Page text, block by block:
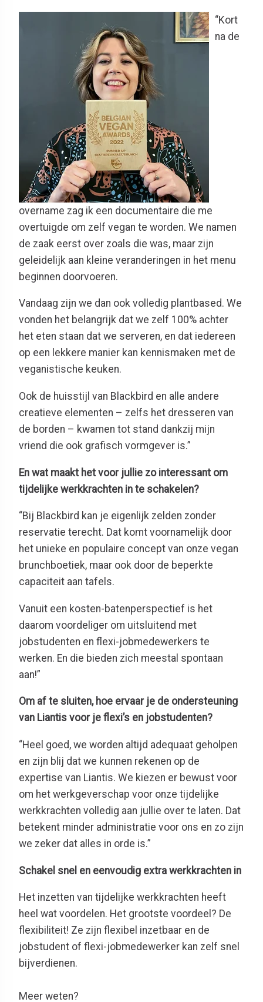
“Kort
na de
overname zag ik een documentaire die me
overtuigde om zelf vegan te worden. We namen
de zaak eerst over zoals die was, maar zijn
geleidelijk aan kleine veranderingen in het menu
beginnen doorvoeren.
Vandaag zijn we dan ook volledig plantbased. We
vonden het belangrijk dat we zelf 100% achter
het eten staan dat we serveren, en dat iedereen
op een lekkere manier kan kennismaken met de
veganistische keuken.
Ook de huisstijl van Blackbird en alle andere
creatieve elementen – zelfs het dresseren van
de borden – kwamen tot stand dankzij mijn
vriend die ook grafisch vormgever is.”
En wat maakt het voor jullie zo interessant om
tijdelijke werkkrachten in te schakelen?
“Bij Blackbird kan je eigenlijk zelden zonder
reservatie terecht. Dat komt voornamelijk door
het unieke en populaire concept van onze vegan
brunchboetiek, maar ook door de beperkte
capaciteit aan tafels.
Vanuit een kosten-batenperspectief is het
daarom voordeliger om uitsluitend met
jobstudenten en flexi-jobmedewerkers te
werken. En die bieden zich meestal spontaan
aan!”
Om af te sluiten, hoe ervaar je de ondersteuning
van Liantis voor je flexi’s en jobstudenten?
“Heel goed, we worden altijd adequaat geholpen
en zijn blij dat we kunnen rekenen op de
expertise van Liantis. We kiezen er bewust voor
om het werkgeverschap voor onze tijdelijke
werkkrachten volledig aan jullie over te laten. Dat
betekent minder administratie voor ons en zo zijn
we zeker dat alles in orde is.”
Schakel snel en eenvoudig extra werkkrachten in
Het inzetten van tijdelijke werkkrachten heeft
heel wat voordelen. Het grootste voordeel? De
flexibiliteit! Ze zijn flexibel inzetbaar en de
jobstudent of flexi-jobmedewerker kan zelf snel
bijverdienen.
Meer weten?